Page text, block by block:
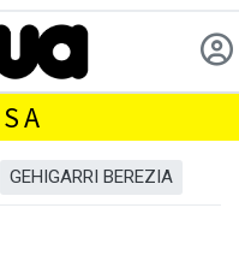
GEHIGARRI BEREZIA